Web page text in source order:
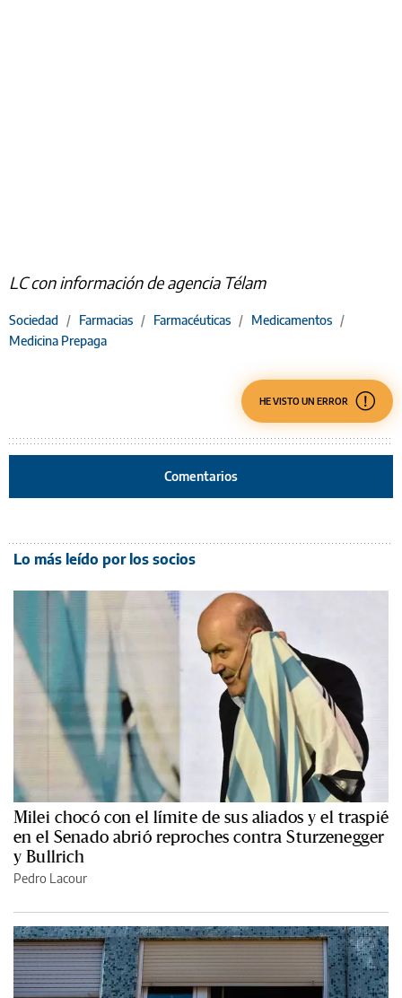
LC con información de agencia Télam
Sociedad / Farmacias / Farmacéuticas / Medicamentos /
Medicina Prepaga
HE VISTO UN ERROR
Comentarios
Lo más leído por los socios
Milei chocó con el límite de sus aliados y el traspié
en el Senado abrió reproches contra Sturzenegger
y Bullrich
Pedro Lacour